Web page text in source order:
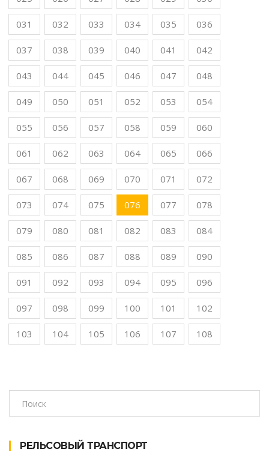
031 032 033 034 035 036
037 038 039 040 041 042
043 044 045 046 047 048
049 050 051 052 053 054
055 056 057 058 059 060
061 062 063 064 065 066
067 068 069 070 071 072
073 074 075 076 077 078
079 080 081 082 083 084
085 086 087 088 089 090
091 092 093 094 095 096
097 098 099 100 101 102
103 104 105 106 107 108
РЕЛЬСОВЫЙ ТРАНСПОРТ